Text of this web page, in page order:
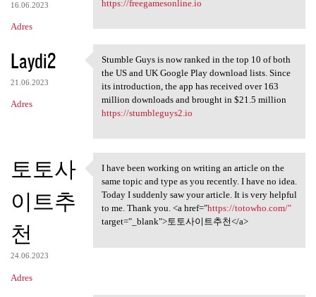
16.06.2023
Adres
https://freegamesonline.io
Laydi2
21.06.2023
Adres
Stumble Guys is now ranked in
Stumble Guys is now ranked in the top 10 of both
the US and UK Google Play download lists. Since
its introduction, the app has received over 163
million downloads and brought in $21.5 million
https://stumbleguys2.io
토토사
이트추
천
24.06.2023
Adres
I have been working on
I have been working on writing an article on the
same topic and type as you recently. I have no idea.
Today I suddenly saw your article. It is very helpful
to me. Thank you. <a href="https://totowho.com/"
target="_blank">토토사이트추천</a>